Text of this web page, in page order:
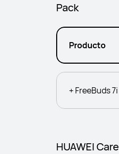
Pack
Producto
+ FreeBuds 7i
HUAWEI Care